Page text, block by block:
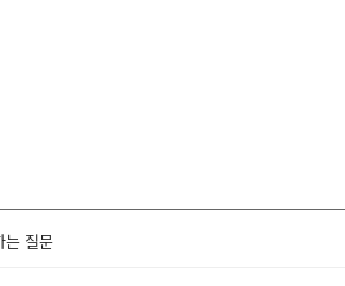
는 질문